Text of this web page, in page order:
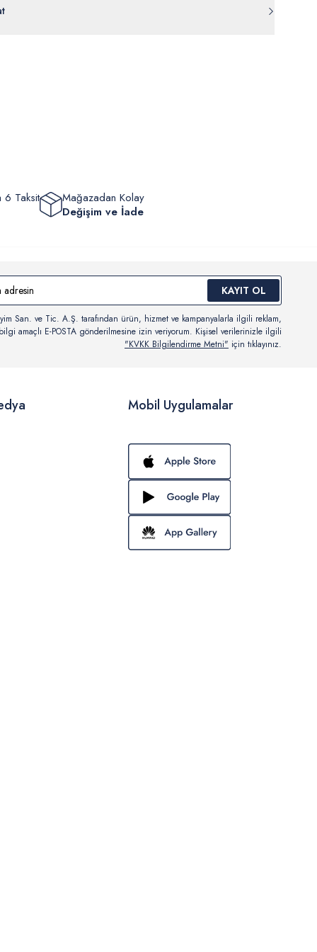
edilebilir.
6 Taksit
Mağazadan Kolay
Değişim ve İade
KAYIT OL
San. ve Tic. A.Ş. tarafından ürün, hizmet ve kampanyalarla ilgili reklam,
amaçlı E-POSTA gönderilmesine izin veriyorum. Kişisel verilerinizle ilgili
"KVKK Bilgilendirme Metni" için tıklayınız.
Mobil Uygulamalar